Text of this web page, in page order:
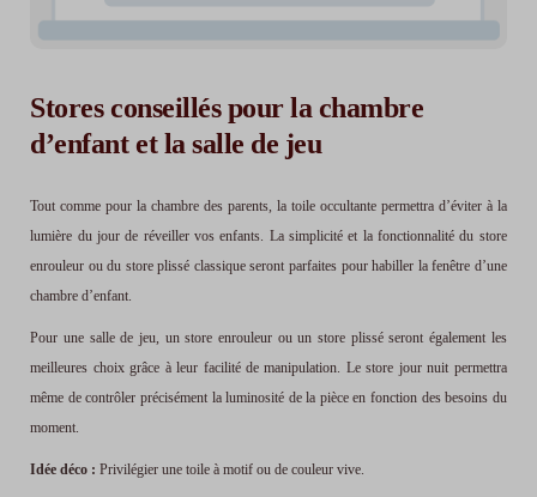
Stores conseillés pour la chambre
d’enfant et la salle de jeu
Tout comme pour la chambre des parents, la toile occultante permettra d’éviter à la
lumière du jour de réveiller vos enfants. La simplicité et la fonctionnalité du store
enrouleur ou du store plissé classique seront parfaites pour habiller la fenêtre d’une
chambre d’enfant.
Pour une salle de jeu, un store enrouleur ou un store plissé seront également les
meilleures choix grâce à leur facilité de manipulation. Le store jour nuit permettra
même de contrôler précisément la luminosité de la pièce en fonction des besoins du
moment.
Idée déco : Privilégier une toile à motif ou de couleur vive.